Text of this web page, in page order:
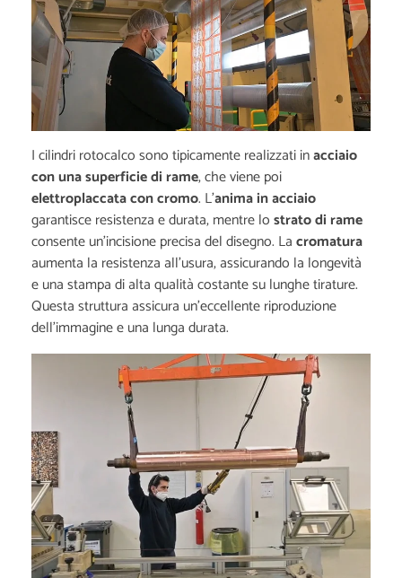
I cilindri rotocalco sono tipicamente realizzati inacciaio
con una superficie di rame, che viene poi
elettroplaccata con cromo. L'anima in acciaio
garantisce resistenza e durata, mentre lostrato di rame
consente un'incisione precisa del disegno. Lacromatura
aumenta la resistenza all'usura, assicurando la longevità
e una stampa di alta qualità costante su lunghe tirature.
Questa struttura assicura un'eccellente riproduzione
dell'immagine e una lunga durata.